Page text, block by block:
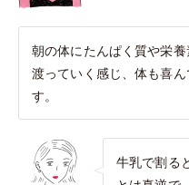
朝の体にたんぱく質や栄
渡っていく感じ、体も喜
す。
牛乳で割る